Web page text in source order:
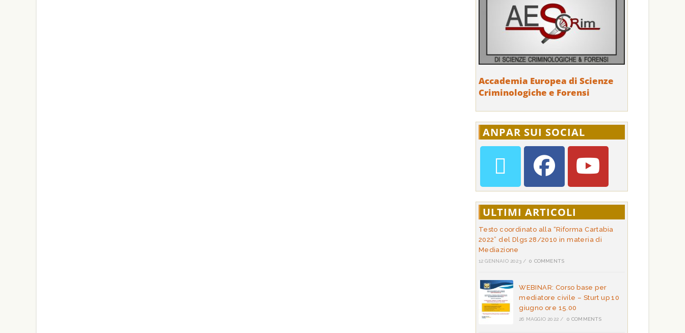
Accademia Europea di Scienze
Criminologiche e Forensi
ANPAR SUI SOCIAL
ULTIMI ARTICOLI
Testo coordinato alla “Riforma Cartabia
2022” del Dlgs 28/2010 in materia di
Mediazione
12 GENNAIO 2023 / 0 COMMENTS
WEBINAR: Corso base per
mediatore civile – Sturt up 10
giugno ore 15.00
26 MAGGIO 2022 / 0 COMMENTS